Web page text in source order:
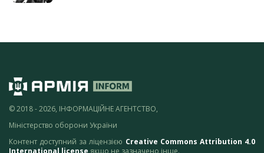
© 2018 - 2026, ІНФОРМАЦІЙНЕ АГЕНТСТВО,
Міністерство оборони України
Контент доступний за ліцензією Creative Commons Attribution 4.0
International license якщо не зазначено інше.